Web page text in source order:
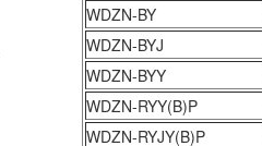
WDZN-BY
WDZN-BYJ
WDZN-BYY
WDZN-RYY(B)P
WDZN-RYJY(B)P